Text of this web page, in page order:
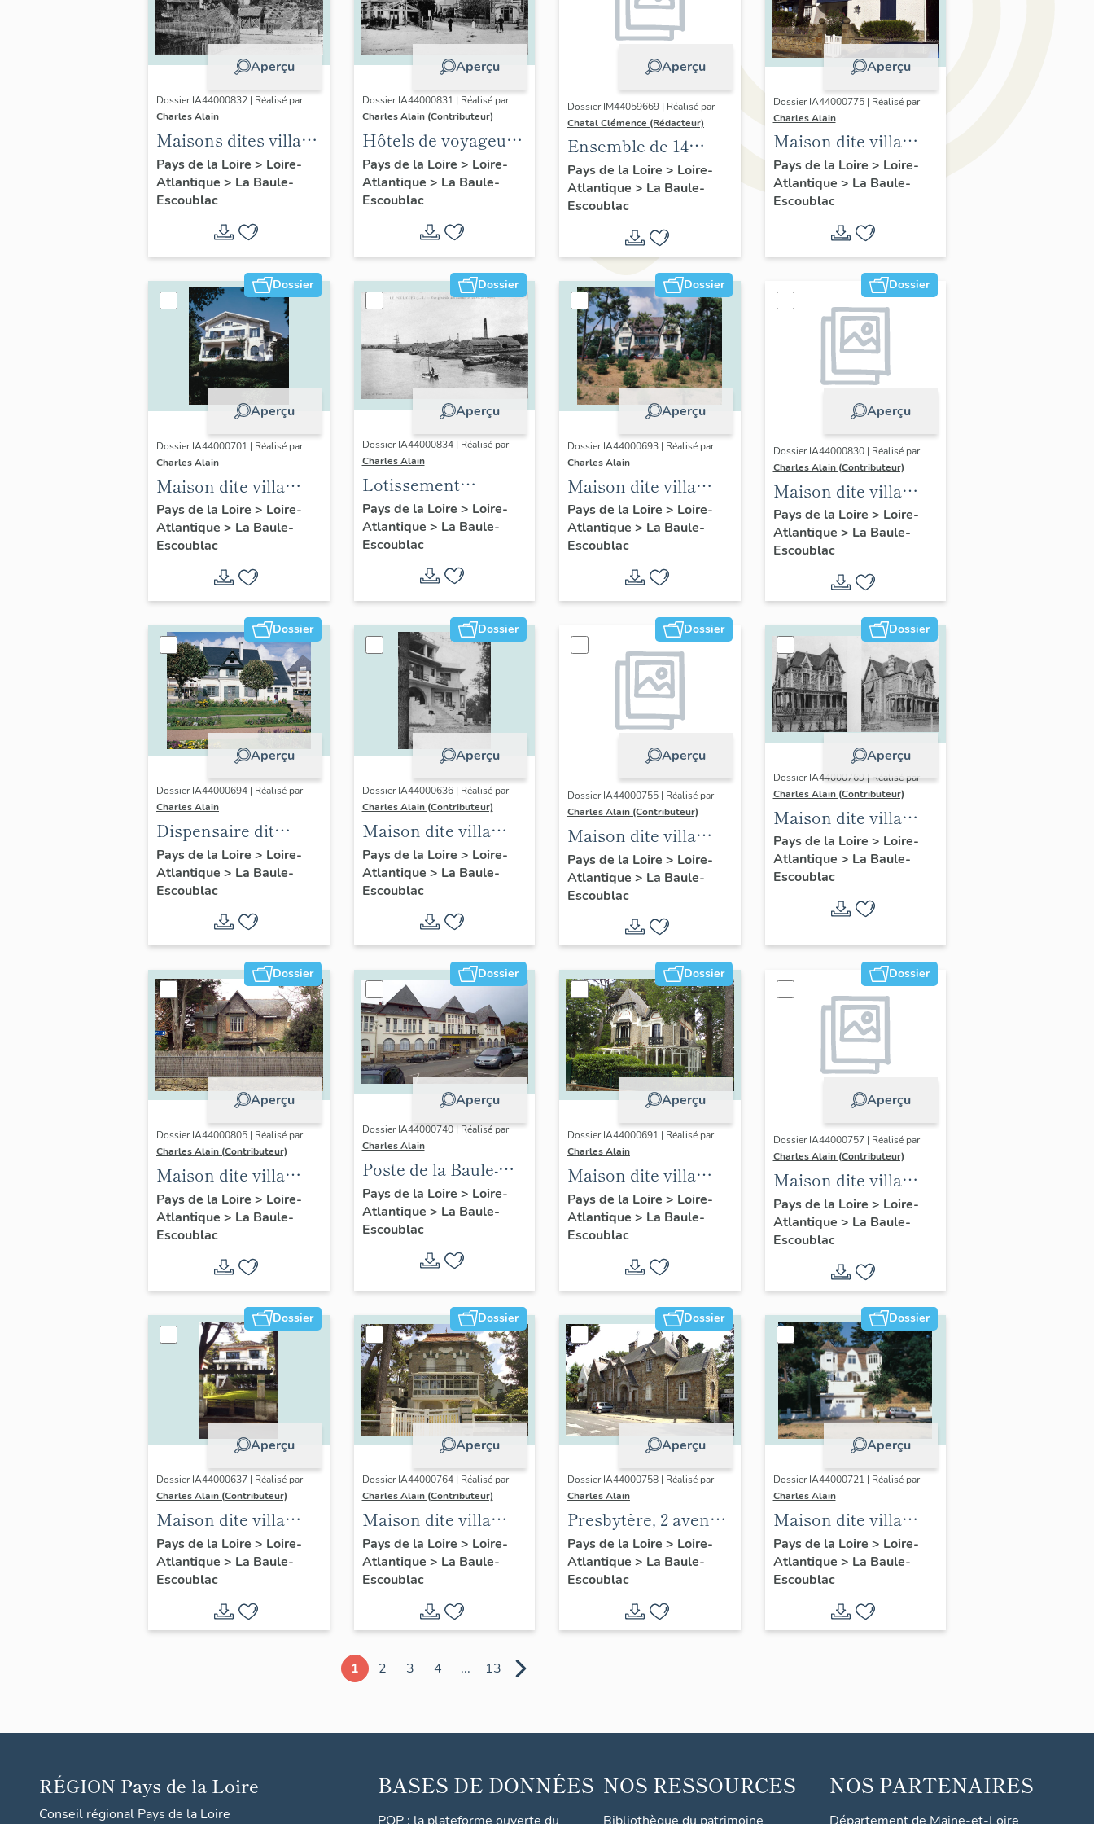
Aperçu
Dossier IA44000832 | Réalisé par
Charles Alain
Maisons dites villas
balnéaires et
immeubles à
logements de la
commune de La
Baule-Escoublac
Pays de la Loire > Loire-
Atlantique > La Baule-
Escoublac
Aperçu
Dossier IA44000831 | Réalisé par
Charles Alain (Contributeur)
Hôtels de voyageurs
de la commune de
La Baule-Escoublac
Pays de la Loire > Loire-
Atlantique > La Baule-
Escoublac
Aperçu
Dossier IM44059669 | Réalisé par
Chatal Clémence (Rédacteur)
Ensemble de 14
tableaux : chemin de
croix, église
paroissiale Notre-
Dame-de-Lourdes de
La Baule
Pays de la Loire > Loire-
Atlantique > La Baule-
Escoublac
Aperçu
Dossier IA44000775 | Réalisé par
Charles Alain
Maison dite villa
balnéaire Clairbois,
37 avenue des
Ondines
Pays de la Loire > Loire-
Atlantique > La Baule-
Escoublac
Dossier
Aperçu
Dossier IA44000701 | Réalisé par
Charles Alain
Maison dite villa
balnéaire Ohentzea,
7 avenue Professeur-
Thiroloix
Pays de la Loire > Loire-
Atlantique > La Baule-
Escoublac
Dossier
Aperçu
Dossier IA44000834 | Réalisé par
Charles Alain
Lotissement
concerté Benoit
Pays de la Loire > Loire-
Atlantique > La Baule-
Escoublac
Dossier
Aperçu
Dossier IA44000693 | Réalisé par
Charles Alain
Maison dite villa
balnéaire Les
Roches Rouges, 3, 5
avenue Balzac
Pays de la Loire > Loire-
Atlantique > La Baule-
Escoublac
Dossier
Aperçu
Dossier IA44000830 | Réalisé par
Charles Alain (Contributeur)
Maison dite villa
balnéaire La
Bretonnière
actuellement
immeuble à
logements, 3 avenue
du Capitaine-
Desforges
Pays de la Loire > Loire-
Atlantique > La Baule-
Escoublac
Dossier
Aperçu
Dossier IA44000694 | Réalisé par
Charles Alain
Dispensaire dit
Fondation la
Pérousse puis
Dispensaire
d'hygiène social, 39
avenue du Maréchal-
Joffre
Pays de la Loire > Loire-
Atlantique > La Baule-
Escoublac
Dossier
Aperçu
Dossier IA44000636 | Réalisé par
Charles Alain (Contributeur)
Maison dite villa
balnéaire Cybèle, 1
avenue Hoëdic
Pays de la Loire > Loire-
Atlantique > La Baule-
Escoublac
Dossier
Aperçu
Dossier IA44000755 | Réalisé par
Charles Alain (Contributeur)
Maison dite villa
balnéaire Rénova, 5
allée des Tamaris
Pays de la Loire > Loire-
Atlantique > La Baule-
Escoublac
Dossier
Aperçu
Dossier IA44000769 | Réalisé par
Charles Alain (Contributeur)
Maison dite villa
balnéaire Grégoria, 3
avenue Cornil
Pays de la Loire > Loire-
Atlantique > La Baule-
Escoublac
Dossier
Aperçu
Dossier IA44000805 | Réalisé par
Charles Alain (Contributeur)
Maison dite villa
balnéaire Nam Ky,
139 avenue du
Maréchal-de-Lattre-
de-Tassigny
Pays de la Loire > Loire-
Atlantique > La Baule-
Escoublac
Dossier
Aperçu
Dossier IA44000740 | Réalisé par
Charles Alain
Poste de la Baule-
Escoublac, place de
la Victoire
Pays de la Loire > Loire-
Atlantique > La Baule-
Escoublac
Dossier
Aperçu
Dossier IA44000691 | Réalisé par
Charles Alain
Maison dite villa
balnéaire Siébel, 12
avenue de la
Concorde
Pays de la Loire > Loire-
Atlantique > La Baule-
Escoublac
Dossier
Aperçu
Dossier IA44000757 | Réalisé par
Charles Alain (Contributeur)
Maison dite villa
balnéaire Ma
Chaumine
actuellement
immeuble à
logements, 9 avenue
du Connétable
Pays de la Loire > Loire-
Atlantique > La Baule-
Escoublac
Dossier
Aperçu
Dossier IA44000637 | Réalisé par
Charles Alain (Contributeur)
Maison dite villa
balnéaire Les
Peupliers, 23 avenue
des Améthystes
Pays de la Loire > Loire-
Atlantique > La Baule-
Escoublac
Dossier
Aperçu
Dossier IA44000764 | Réalisé par
Charles Alain (Contributeur)
Maison dite villa
balnéaire Gazonette
puis Romance, 14
avenue de la
Concorde
Pays de la Loire > Loire-
Atlantique > La Baule-
Escoublac
Dossier
Aperçu
Dossier IA44000758 | Réalisé par
Charles Alain
Presbytère, 2 avenue
des Alcyons
Pays de la Loire > Loire-
Atlantique > La Baule-
Escoublac
Dossier
Aperçu
Dossier IA44000721 | Réalisé par
Charles Alain
Maison dite villa
balnéaire Edgarley
puis Padacord, 21
allée Cavalière
Pays de la Loire > Loire-
Atlantique > La Baule-
Escoublac
1 2 3 4 ... 13
RÉGION Pays de la Loire
Conseil régional Pays de la Loire
BASES DE DONNÉES NOS RESSOURCES NOS PARTENAIRES